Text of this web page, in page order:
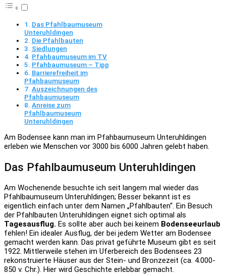
Das Pfahlbaumuseum
Unteruhldingen
Die Pfahlbauten
Siedlungen
Pfahbaumuseum im TV
Pfahbaumuseum – Tipp
Barrierefreiheit im
Pfahbaumuseum
Auszeichnungen des
Pfahbaumuseum
Anreise zum
Pfahlbaumuseum
Unteruhldingen
Am Bodensee kann man im Pfahbaumuseum Unteruhldingen
erleben wie Menschen vor 3000 bis 6000 Jahren gelebt haben.
Das Pfahlbaumuseum Unteruhldingen
Am Wochenende besuchte ich seit langem mal wieder das
Pfahlbaumuseum Unteruhldingen; Besser bekannt ist es
eigentlich einfach unter dem Namen „Pfahlbauten“. Ein Besuch
der Pfahlbauten Unteruhldingen eignet sich optimal als
Tagesausflug. Es sollte aber auch bei keinem Bodenseeurlaub
fehlen! Ein idealer Ausflug, der bei jedem Wetter am Bodensee
gemacht werden kann. Das privat geführte Museum gibt es seit
1922. Mittlerweile stehen im Uferbereich des Bodensees 23
rekonstruierte Häuser aus der Stein- und Bronzezeit (ca. 4.000-
850 v. Chr.). Hier wird Geschichte erlebbar gemacht.